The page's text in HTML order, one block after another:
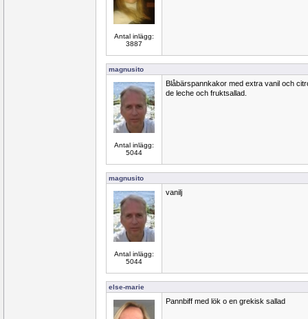
Antal inlägg:
3887
magnusito
Antal inlägg:
5044
Blåbärspannkakor med extra vanil och
de leche och fruktsallad.
magnusito
Antal inlägg:
5044
vanilj
else-marie
Pannbiff med lök o en grekisk sallad